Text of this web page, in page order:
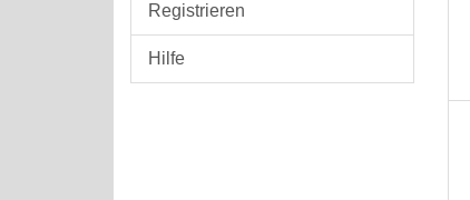
Registrieren
Hilfe